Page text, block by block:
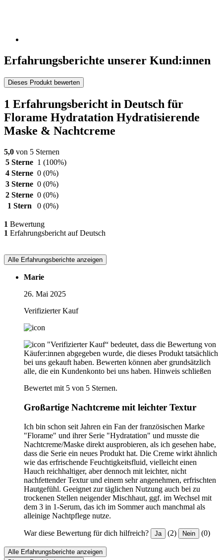
Erfahrungsberichte unserer Kund:innen
Dieses Produkt bewerten
1 Erfahrungsbericht in Deutsch für
Florame Hydratation Hydratisierende
Maske & Nachtcreme
5,0 von 5 Sternen
5 Sterne 1 (100%)
4 Sterne 0 (0%)
3 Sterne 0 (0%)
2 Sterne 0 (0%)
1 Stern
0 (0%)
1 Bewertung
1 Erfahrungsbericht auf Deutsch
Alle Erfahrungsberichte anzeigen
Marie
26. Mai 2025
Verifizierter Kauf
"Verifizierter Kauf“ bedeutet, dass die Bewertung von
Käufer:innen abgegeben wurde, die dieses Produkt tatsächlich
bei uns gekauft haben. Bewerten können aber grundsätzlich
alle, die ein Kundenkonto bei uns haben. Hinweis schließen
Bewertet mit 5 von 5 Sternen.
Großartige Nachtcreme mit leichter Textur
Ich bin schon seit Jahren ein Fan der französischen Marke
"Florame" und ihrer Serie "Hydratation" und musste die
Nachtcreme/Maske direkt ausprobieren, als ich gesehen habe,
dass die Serie ein neues Produkt hat. Die Creme wirkt ähnlich
wie das erfrischende Feuchtigkeitsfluid, vielleicht einen
Hauch reichhaltiger, aber dennoch mit leichter, nicht
nachfettender Textur und einem sehr angenehmen, erfrischten
Hautgefühl. Geeignet zur täglichen Nutzung auch bei zu
trockenen Stellen neigender Mischhaut, ggf. im Wechsel mit
dem 3 in 1-Serum, das ich im Sommer auch manchmal als
alleinige Nachtpflege nutze.
War diese Bewertung für dich hilfreich? Ja (2) Nein (0)
Alle Erfahrungsberichte anzeigen